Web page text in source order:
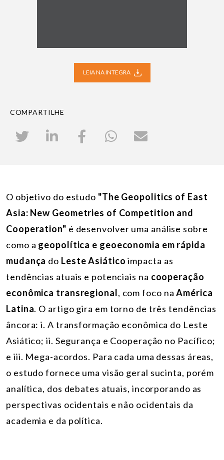
LEIA NA INTEGRA
COMPARTILHE
O objetivo do estudo "The Geopolitics of East
Asia: New Geometries of Competition and
Cooperation" é desenvolver uma análise sobre
como a geopolítica e geoeconomia em rápida
mudança do Leste Asiático impacta as
tendências atuais e potenciais na cooperação
econômica transregional, com foco na América
Latina. O artigo gira em torno de três tendências
âncora: i. A transformação econômica do Leste
Asiático; ii. Segurança e Cooperação no Pacífico;
e iii. Mega-acordos. Para cada uma dessas áreas,
o estudo fornece uma visão geral sucinta, porém
analítica, dos debates atuais, incorporando as
perspectivas ocidentais e não ocidentais da
academia e da política.